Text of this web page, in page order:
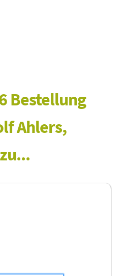
Bestellung
Ahlers,